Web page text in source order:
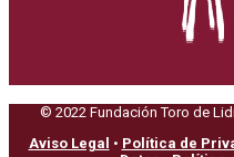
© 2022 Fundación Toro de
Aviso Legal • Política de